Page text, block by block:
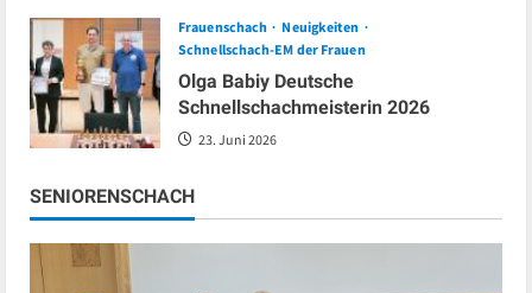
Frauenschach
Neuigkeiten
Schnellschach-EM der Frauen
Olga Babiy Deutsche
Schnellschachmeisterin 2026
23. Juni 2026
SENIORENSCHACH